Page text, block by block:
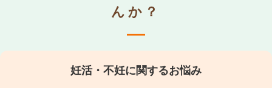
んか？
妊活・不妊に関するお悩み